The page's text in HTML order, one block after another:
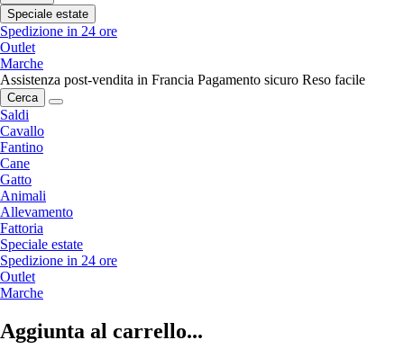
Speciale estate
Spedizione in 24 ore
Outlet
Marche
Assistenza post-vendita in Francia Pagamento sicuro Reso facile
Cerca
Saldi
Cavallo
Fantino
Cane
Gatto
Animali
Allevamento
Fattoria
Speciale estate
Spedizione in 24 ore
Outlet
Marche
Aggiunta al carrello...